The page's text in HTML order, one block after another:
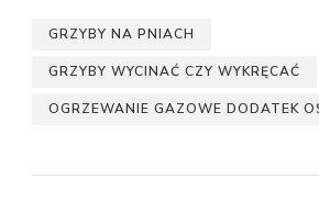
GRZYBY NA PNIACH
GRZYBY WYCINAĆ CZY WYKRĘCAĆ
OGRZEWANIE GAZOWE DODATEK